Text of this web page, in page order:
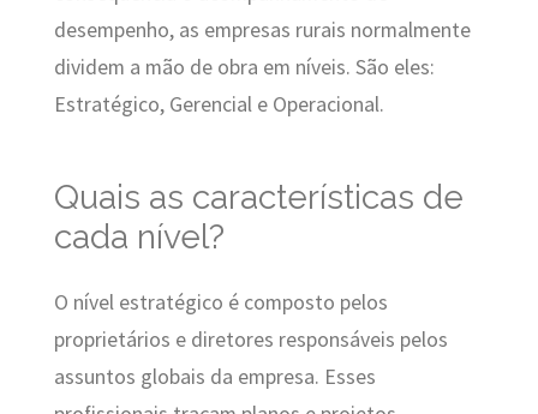
desempenho, as empresas rurais normalmente
dividem a mão de obra em níveis. São eles:
Estratégico, Gerencial e Operacional.
Quais as características de
cada nível?
O nível estratégico é composto pelos
proprietários e diretores responsáveis pelos
assuntos globais da empresa. Esses